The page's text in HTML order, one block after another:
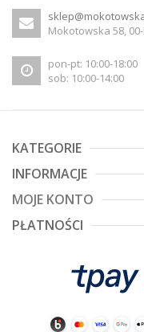
Mokotowska 58,
pon-pt: 10:00-18:00
sob: 10:00-14:00
KATEGORIE
INFORMACJE
MOJE KONTO
PŁATNOŚCI